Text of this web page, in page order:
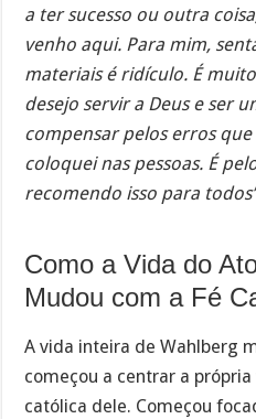
a ter sucesso ou outra
venho aqui. Para mim,
materiais é ridículo. É
desejo servir a Deus e ser
compensar pelos erros
coloquei nas pessoas. É
recomendo isso para
Como a Vida do
Mudou com a Fé
A vida inteira de Wahlberg
começou a centrar a
católica dele. Começou